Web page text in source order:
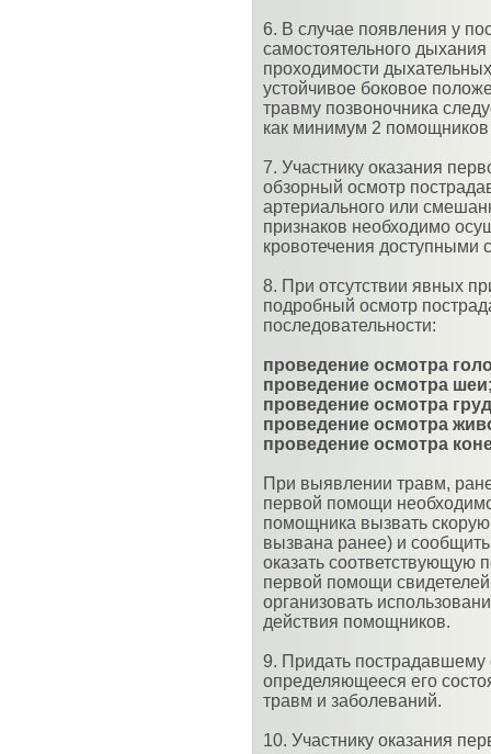
6. В случае появления у
самостоятельного
проходимости
устойчивое боковое
травму позвоночника
как минимум 2 помощников
7. Участнику оказания
обзорный осмотр
артериального или
признаков необходимо
кровотечения доступными
8. При отсутствии явных
подробный осмотр
последовательности:
проведение осмотра
проведение осмотра
проведение осмотра
проведение осмотра
проведение осмотра
При выявлении травм,
первой помощи
помощника вызвать
вызвана ранее) и
оказать соответствующую
первой помощи
организовать
действия помощников.
9. Придать
определяющееся его
травм и заболеваний.
10. Участнику оказания